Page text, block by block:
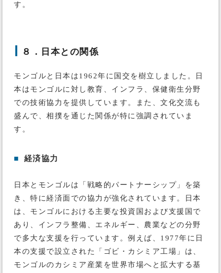
す。
８．日本との関係
モンゴルと日本は1962年に国交を樹立しました。日
本はモンゴルに対し教育、インフラ、保健衛生分野
での技術協力を提供しています。また、文化交流も
盛んで、相撲を通じた関係が特に強調されていま
す。
■ 経済協力
日本とモンゴルは「戦略的パートナーシップ」を築
き、特に経済面での協力が強化されています。日本
は、モンゴルにおける主要な投資国および支援国で
あり、インフラ整備、エネルギー、農業などの分野
で多大な支援を行っています。例えば、1977年に日
本の支援で設立された「ゴビ・カシミア工場」は、
モンゴルのカシミア産業を世界市場へと拡大する基